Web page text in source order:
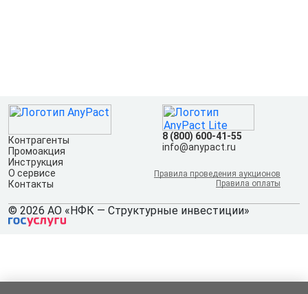
Контрагенты
Промоакция
Инструкция
О сервисе
Контакты
8 (800) 600-41-55
info@anypact.ru
Правила проведения аукционов
Правила оплаты
© 2026 АО «НФК — Структурные инвестиции»